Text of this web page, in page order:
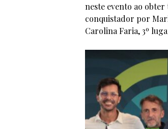
neste evento ao
conquistador por
Carolina Faria, 3º